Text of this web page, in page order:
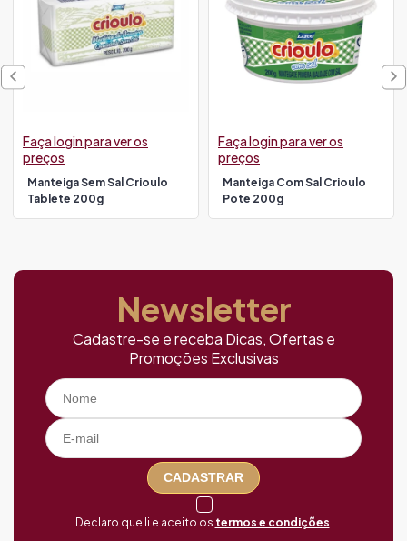
Manteiga Sem Sal Crioulo
Tablete 200g
Faça login para ver os
preços
Manteiga Com Sal Crioulo
Pote 200g
Faça login para ver os
preços
Newsletter
Cadastre-se e receba Dicas, Ofertas e
Promoções Exclusivas
CADASTRAR
Declaro que li e aceito os termos e condições